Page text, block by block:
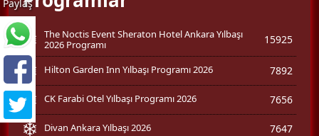
Paylaş
The Noctis Event Sheraton Hotel Ankara Yılbaşı
2026 Programı
15925
Hilton Garden Inn Yılbaşı Programı 2026 7892
CK Farabi Otel Yılbaşı Programı 2026 7656
Divan Ankara Yılbaşı 2026 7647